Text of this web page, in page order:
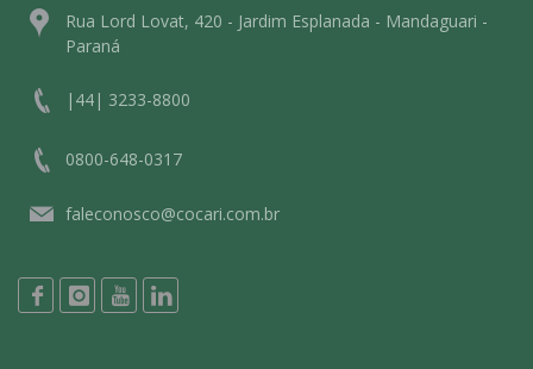
Rua Lord Lovat, 420 - Jardim Esplanada - Mandaguari -
Paraná
|44| 3233-8800
0800-648-0317
faleconosco@cocari.com.br